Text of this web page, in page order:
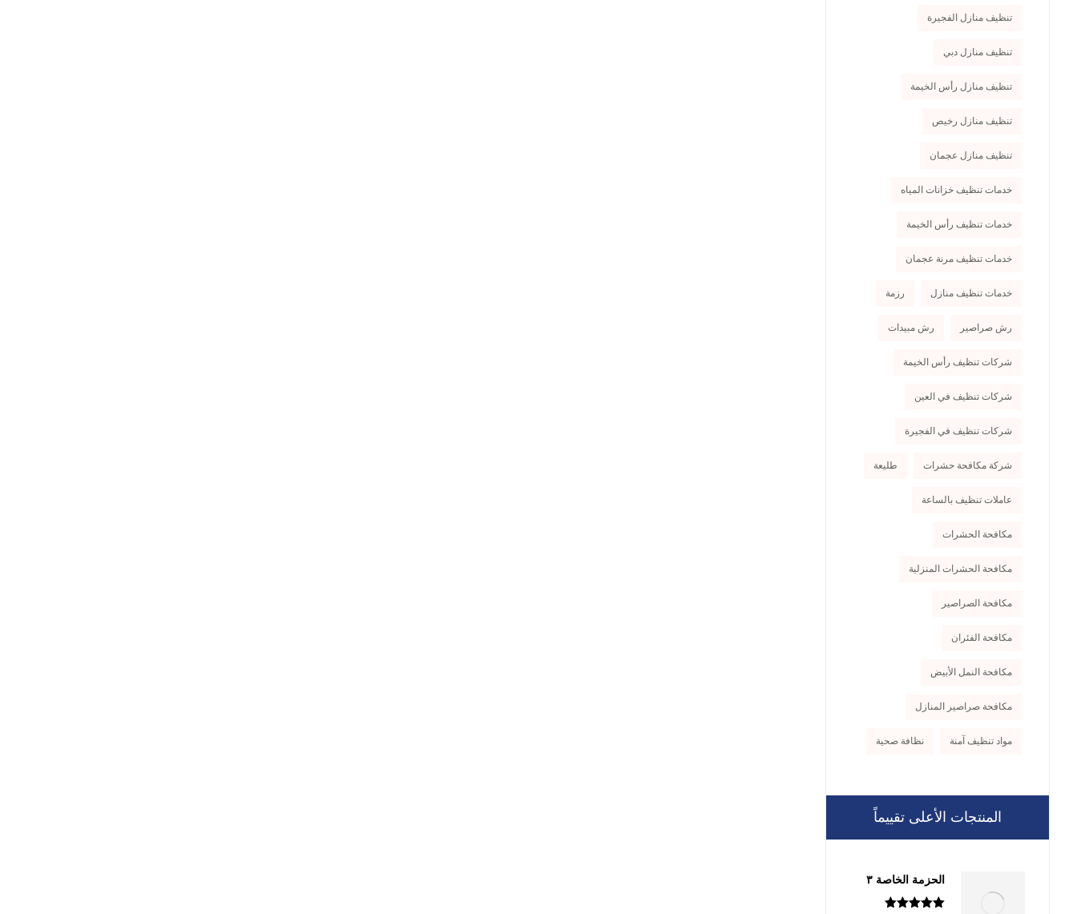
تنظيف منازل الفجيرة
تنظيف منازل دبي
تنظيف منازل رأس الخيمة
تنظيف منازل رخيص
تنظيف منازل عجمان
خدمات تنظيف خزانات المياه
خدمات تنظيف رأس الخيمة
خدمات تنظيف مرنة عجمان
خدمات تنظيف منازل رزمة
رش صراصير رش مبيدات
شركات تنظيف رأس الخيمة
شركات تنظيف في العين
شركات تنظيف في الفجيرة
شركة مكافحة حشرات طليعة
عاملات تنظيف بالساعة
مكافحة الحشرات
مكافحة الحشرات المنزلية
مكافحة الصراصير
مكافحة الفئران
مكافحة النمل الأبيض
مكافحة صراصير المنازل
مواد تنظيف آمنة نظافة صحية
المنتجات الأعلى تقييماً
الحزمة الخاصة ٣